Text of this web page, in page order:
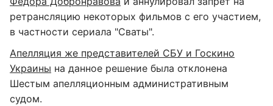
ретрансляцию некоторых фильмов с его участием,
в частности сериала "Сваты".
Апелляция же представителей СБУ и Госкино
Украины на данное решение была отклонена
Шестым апелляционным административным
судом.